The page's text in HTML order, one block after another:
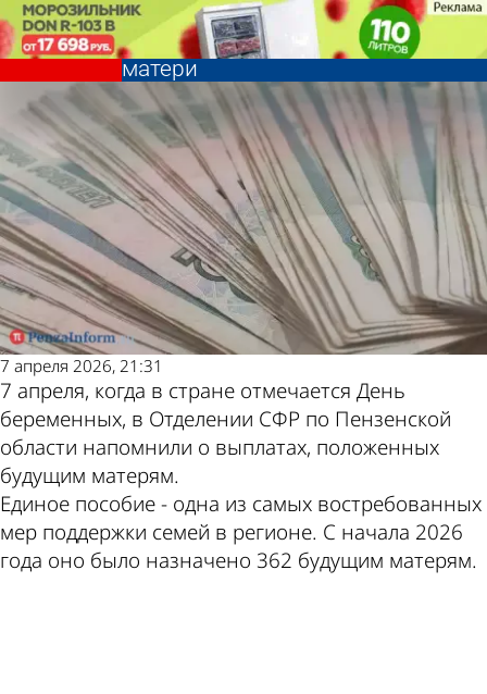
В Пензенской области единое
пособие получают 362 будущие
матери
Общество
7 апреля 2026, 21:31
7 апреля, когда в стране отмечается День
беременных, в Отделении СФР по Пензенской
области напомнили о выплатах, положенных
будущим матерям.
Единое пособие - одна из самых востребованных
мер поддержки семей в регионе. С начала 2026
года оно было назначено 362 будущим матерям.
В Пензенской области единое
пособие получают 362 будущие
матери
Общество
Другие
новости по
теме
Погода и
курсы
валют в
Пензе